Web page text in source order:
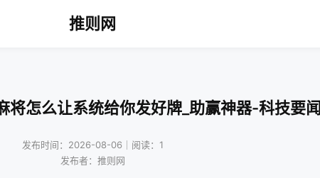
推则网
将怎么让系统给你发好牌_助赢神器-科技要闻
发布时间：2026-08-06｜阅读：1
发布者：推则网